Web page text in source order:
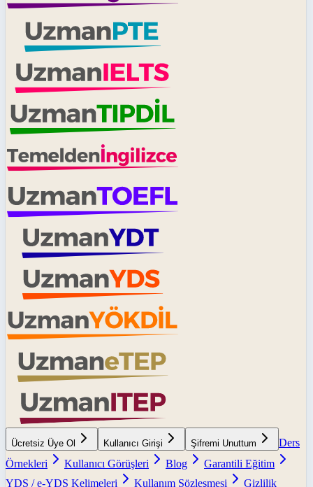
Ücretsiz Üye Ol Kullanıcı Girişi Şifremi Unuttum
Ders
Örnekleri
Kullanıcı Görüşleri Blog
Garantili Eğitim
YDS / e-YDS Kelimeleri
Kullanım Sözleşmesi
Gizlilik